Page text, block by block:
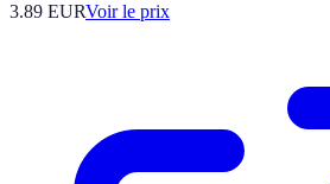
3.89 EURVoir le prix